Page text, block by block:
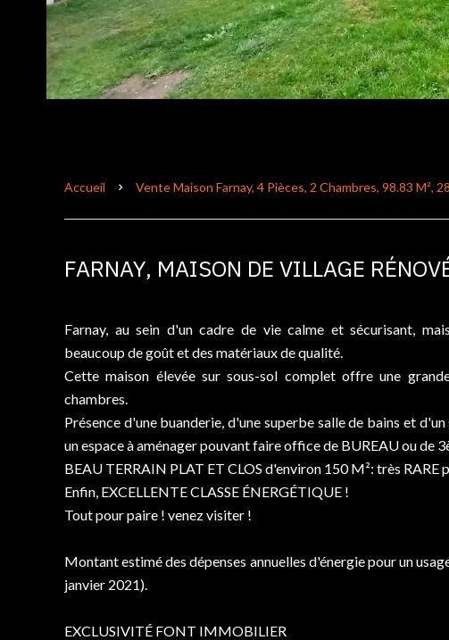
Accueil Vente Maison Farnay, 4 Pièces, 2 Chambres, 98.83 M²,
FARNAY, MAISON DE VILLAGE
Farnay, au sein d'un cadre de vie calme et sécurisant,
beaucoup de goût et des matériaux de qualité.
Cette maison élevée sur sous-sol complet offre une
chambres.
Présence d'une buanderie, d'une superbe salle de bains et
un espace à aménager pouvant faire office de BUREAU ou de
BEAU TERRAIN PLAT ET CLOS d'environ 150 M²: très RARE
Enfin, EXCELLENTE CLASSE ÉNERGÉTIQUE !
Tout pour paire ! venez visiter !
Montant estimé des dépenses annuelles d'énergie pour un
janvier 2021).
EXCLUSIVITÉ FONT IMMOBILIER